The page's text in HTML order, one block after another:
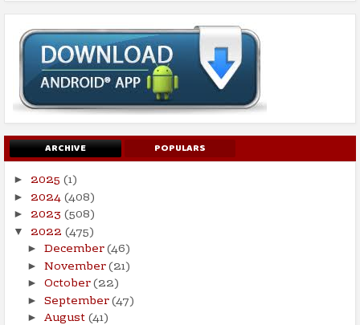
ARCHIVE POPULARS
► 2025 (1)
► 2024(408)
► 2023 (508)
▼ 2022 (475)
► December(46)
► November(21)
► October(22)
► September(47)
► August(41)